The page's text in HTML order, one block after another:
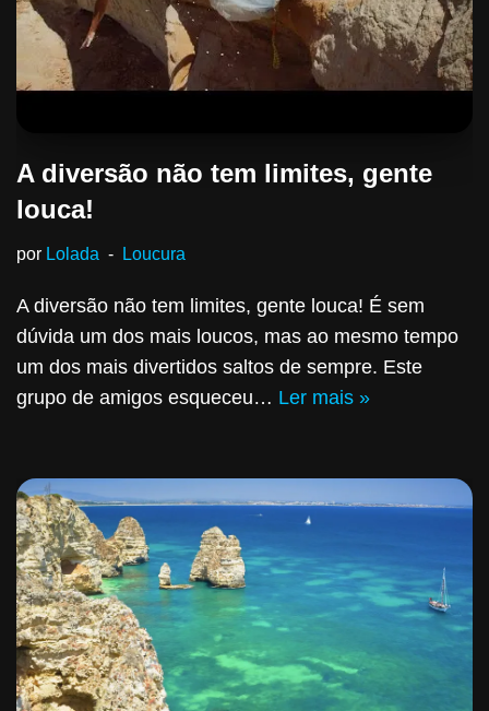
A diversão não tem limites, gente
louca!
por Lolada Loucura
A diversão não tem limites, gente louca! É sem
dúvida um dos mais loucos, mas ao mesmo tempo
um dos mais divertidos saltos de sempre. Este
grupo de amigos esqueceu… Ler mais »